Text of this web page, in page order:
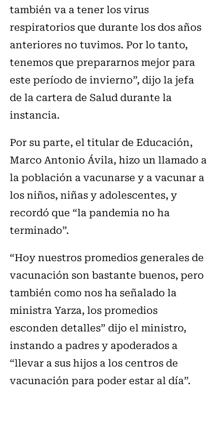
también va a tener los virus
respiratorios que durante los dos años
anteriores no tuvimos. Por lo tanto,
tenemos que prepararnos mejor para
este período de invierno”, dijo la jefa
de la cartera de Salud durante la
instancia.
Por su parte, el titular de Educación,
Marco Antonio Ávila, hizo un llamado a
la población a vacunarse y a vacunar a
los niños, niñas y adolescentes, y
recordó que “la pandemia no ha
terminado”.
“Hoy nuestros promedios generales de
vacunación son bastante buenos, pero
también como nos ha señalado la
ministra Yarza, los promedios
esconden detalles” dijo el ministro,
instando a padres y apoderados a
“llevar a sus hijos a los centros de
vacunación para poder estar al día”.